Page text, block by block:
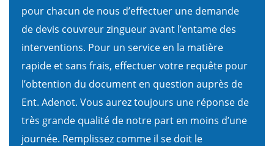
pour chacun de nous d’effectuer une demande
de devis couvreur zingueur avant l’entame des
interventions. Pour un service en la matière
rapide et sans frais, effectuer votre requête pour
l’obtention du document en question auprès de
Ent. Adenot. Vous aurez toujours une réponse de
très grande qualité de notre part en moins d’une
journée. Remplissez comme il se doit le